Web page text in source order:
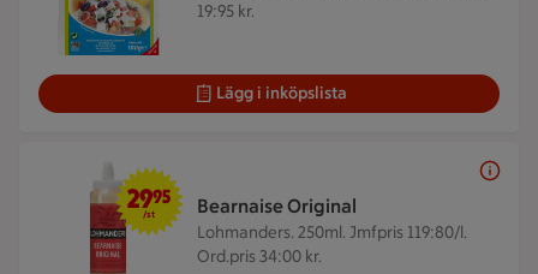
19:95 kr.
Lägg i inköpslista
Bearnaise Original
Lohmanders. 250ml. Jmfpris 119:80/l.
Ord.pris 34:00 kr.
29,95 kr/st
2995
/st